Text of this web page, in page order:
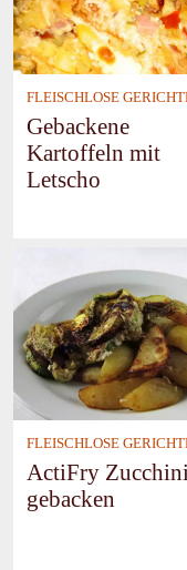
FLEISCHLOSE
Gebackene
Kartoffeln mit
Letscho
FLEISCHLOSE
ActiFry Zucchini
gebacken